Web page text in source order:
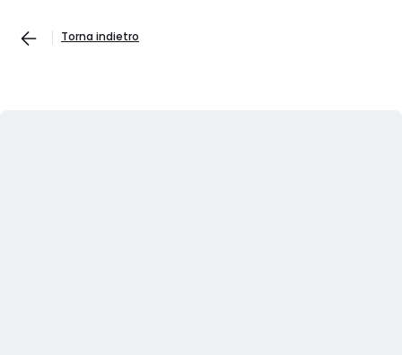
Torna indietro